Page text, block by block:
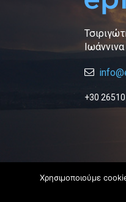
Ιωάννινα
+30
Χρησιμοποιούμε